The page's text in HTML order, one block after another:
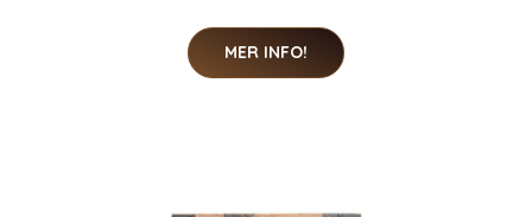
MER INFO!